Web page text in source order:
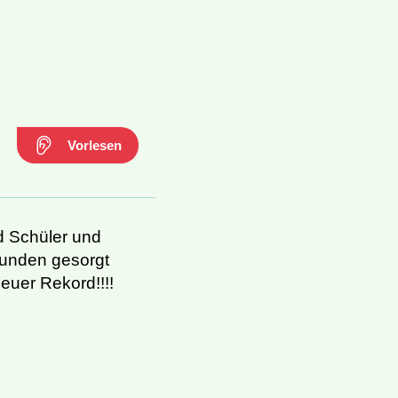
Vorlesen
Schüler und
gesorgt
Rekord!!!!